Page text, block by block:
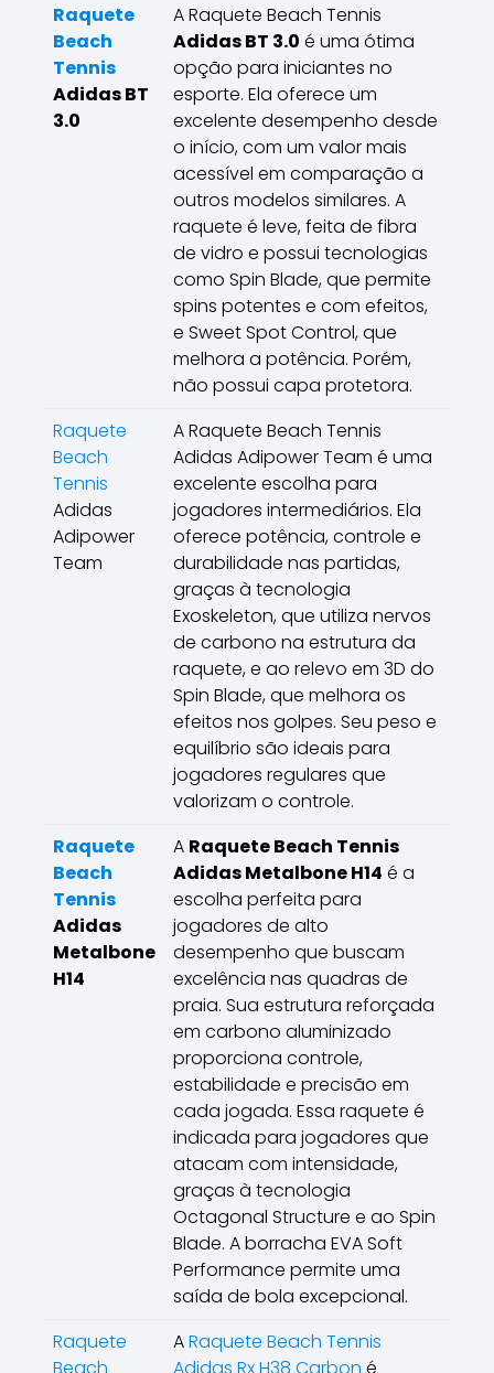
Raquete
Beach
Tennis
Adidas BT
3.0
A Raquete Beach Tennis
Adidas BT 3.0 é uma ótima
opção para iniciantes no
esporte. Ela oferece um
excelente desempenho desde
o início, com um valor mais
acessível em comparação a
outros modelos similares. A
raquete é leve, feita de fibra
de vidro e possui tecnologias
como Spin Blade, que permite
spins potentes e com efeitos,
e Sweet Spot Control, que
melhora a potência. Porém,
não possui capa protetora.
Raquete
Beach
Tennis
Adidas
Adipower
Team
A Raquete Beach Tennis
Adidas Adipower Team é uma
excelente escolha para
jogadores intermediários. Ela
oferece potência, controle e
durabilidade nas partidas,
graças à tecnologia
Exoskeleton, que utiliza nervos
de carbono na estrutura da
raquete, e ao relevo em 3D do
Spin Blade, que melhora os
efeitos nos golpes. Seu peso e
equilíbrio são ideais para
jogadores regulares que
valorizam o controle.
Raquete
Beach
Tennis
Adidas
Metalbone
H14
A Raquete Beach Tennis
Adidas Metalbone H14 é a
escolha perfeita para
jogadores de alto
desempenho que buscam
excelência nas quadras de
praia. Sua estrutura reforçada
em carbono aluminizado
proporciona controle,
estabilidade e precisão em
cada jogada. Essa raquete é
indicada para jogadores que
atacam com intensidade,
graças à tecnologia
Octagonal Structure e ao Spin
Blade. A borracha EVA Soft
Performance permite uma
saída de bola excepcional.
Raquete
Beach
ARaquete Beach Tennis
Adidas Rx H38 Carbon é